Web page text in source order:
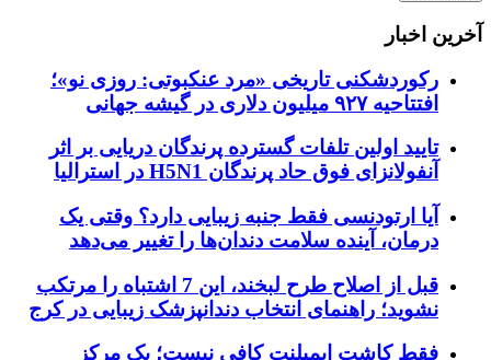
آخرین اخبار
رکوردشکنی تاریخی «مرد عنکبوتی: روزی نو»؛
افتتاحیه ۹۲۷ میلیون دلاری در گیشه جهانی
تایید اولین تلفات گسترده پرندگان دریایی بر اثر
آنفولانزای فوق حاد پرندگان H5N1 در استرالیا
آیا ارتودنسی فقط جنبه زیبایی دارد؟ وقتی یک
درمان، آینده سلامت دندان‌ها را تغییر می‌دهد
قبل از اصلاح طرح لبخند، این 7 اشتباه را مرتکب
نشوید؛ راهنمای انتخاب دندانپزشک زیبایی در کرج
فقط کاشت ایمپلنت کافی نیست؛ یک مرکز